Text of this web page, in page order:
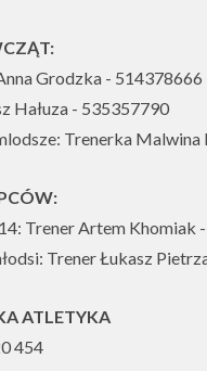
Grodzka - 514378666
Hałuza - 535357790
Trenerka Malwina
Trener Artem Khomiak
Trener Łukasz
ATLETYKA
454